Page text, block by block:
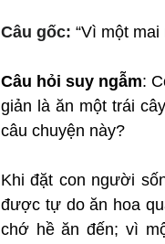
Câu gốc: “Vì một
Câu hỏi suy ngẫm:
giản là ăn một trái
câu chuyện này?
Khi đặt con người
được tự do ăn hoa
chớ hề ăn đến; vì